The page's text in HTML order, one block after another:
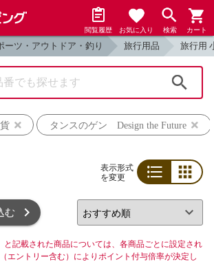
閲覧履歴 お気に入り 検索 カート
ーツ・アウトドア・釣り 旅行用品 旅行用
タンスのゲン Design the Future
表示形式
を変更
む
と記載された商品については、各商品ごとに設定され
エントリー含む）によりポイント付与倍率が決定し